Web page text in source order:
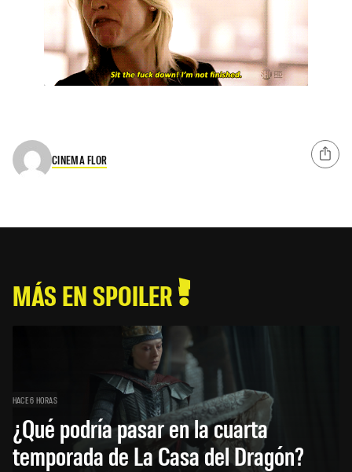
CINEMA FLOR
MÁS EN SPOILER
HACE 6 HORAS
¿Qué podría pasar en la cuarta
temporada de La Casa del Dragón?